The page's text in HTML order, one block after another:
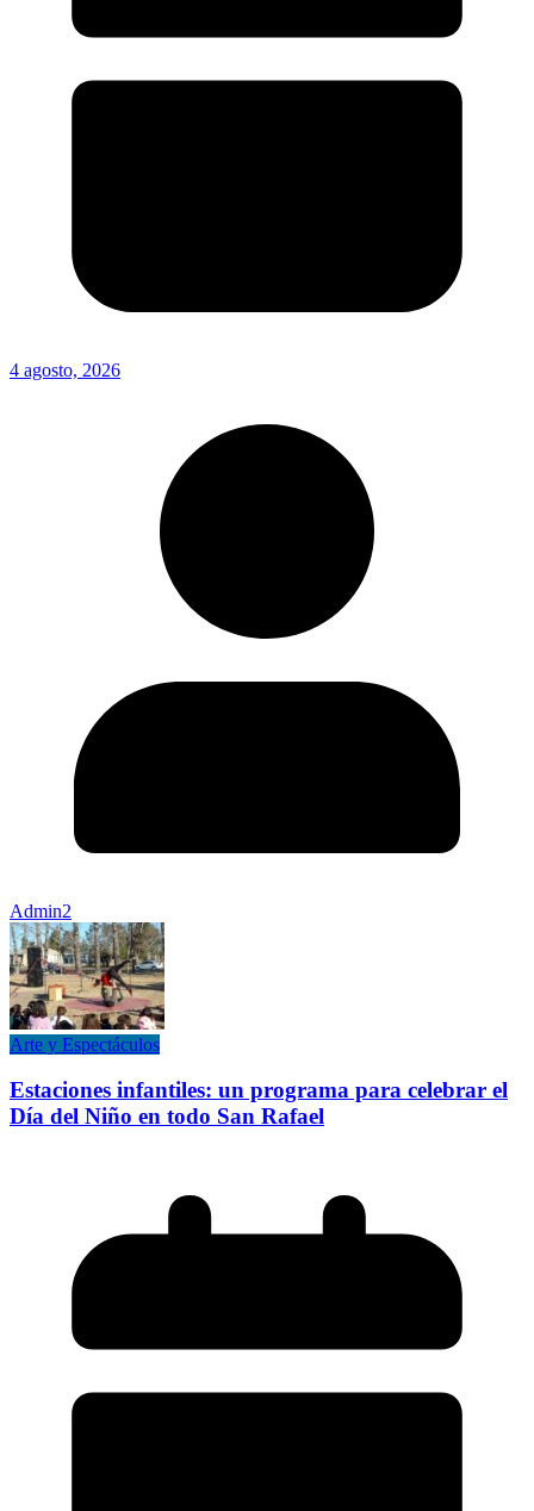
4 agosto, 2026
Admin2
Arte y Espectáculos
Estaciones infantiles: un programa para celebrar el
Día del Niño en todo San Rafael